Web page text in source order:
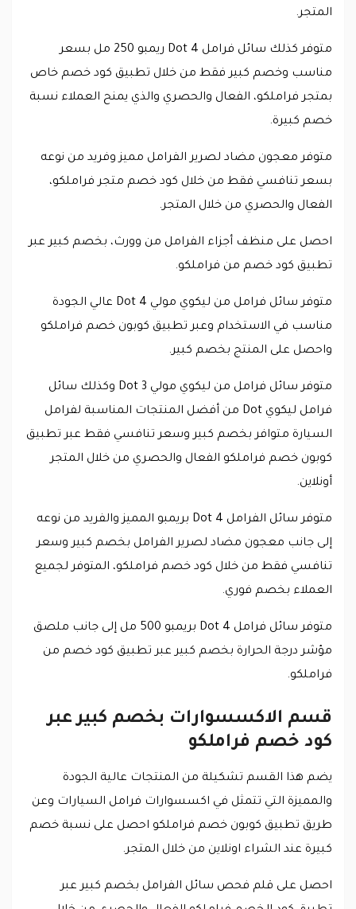
المتجر.
متوفر كذلك سائل فرامل Dot 4 ريمبو 250 مل بسعر
مناسب وخصم كبير فقط من خلال تطبيق كود خصم خاص
بمتجر فراملكو، الفعال والحصري والذي يمنح العملاء نسبة
خصم كبيرة.
متوفر معجون مضاد لصرير الفرامل مميز وفريد من نوعه
بسعر تنافسي فقط من خلال كود خصم متجر فراملكو،
الفعال والحصري من خلال المتجر.
احصل على منظف أجزاء الفرامل من وورث، بخصم كبير عبر
تطبيق كود خصم من فراملكو.
متوفر سائل فرامل من ليكوي مولي Dot 4 عالي الجودة
مناسب في الاستخدام وعبر تطبيق كوبون خصم فراملكو
واحصل على المنتج بخصم كبير.
متوفر سائل فرامل من ليكوي مولي Dot 3 وكذلك سائل
فرامل ليكوي Dot من أفضل المنتجات المناسبة لفرامل
السيارة متوافر بخصم كبير وسعر تنافسي فقط عبر تطبيق
كوبون خصم فراملكو الفعال والحصري من خلال المتجر
أونلاين.
متوفر سائل الفرامل Dot 4 بريمبو المميز والفريد من نوعه
إلى جانب معجون مضاد لصرير الفرامل بخصم كبير وسعر
تنافسي فقط من خلال كود خصم فراملكو، المتوفر لجميع
العملاء بخصم فوري.
متوفر سائل فرامل Dot 4 بريمبو 500 مل إلى جانب ملصق
مؤشر درجة الحرارة بخصم كبير عبر تطبيق كود خصم من
فراملكو.
قسم الاكسسوارات بخصم كبير عبر
كود خصم فراملكو
يضم هذا القسم تشكيلة من المنتجات عالية الجودة
والمميزة التي تتمثل في اكسسوارات فرامل السيارات وعن
طريق تطبيق كوبون خصم فراملكو احصل على نسبة خصم
كبيرة عند الشراء اونلاين من خلال المتجر.
احصل على قلم فحص سائل الفرامل بخصم كبير عبر